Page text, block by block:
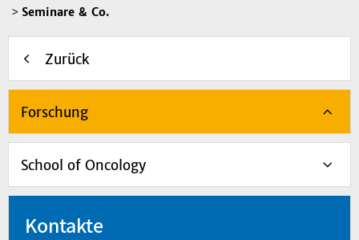
> Seminare & Co.
Zurück
Forschung
School of Oncology
Kontakte